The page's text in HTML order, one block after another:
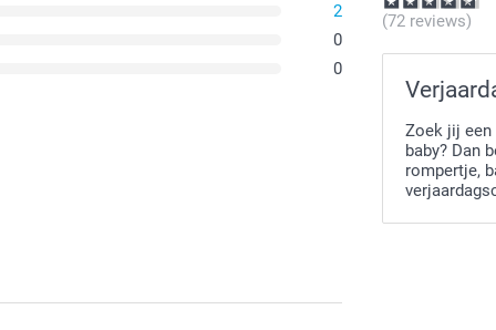
2
0
0
(72 reviews)
Zoek jij een
baby? Dan
rompertje,